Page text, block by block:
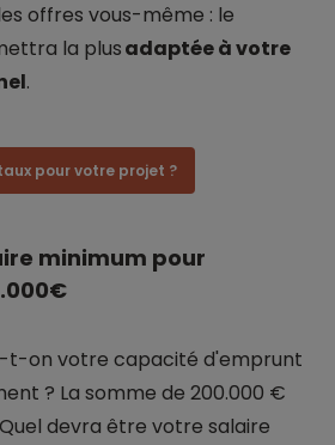
offres vous-même : le
la plusadaptée à votre
.
pour votre projet ?
minimum pour
t-on votre capacité d'emprunt
? La somme de 200.000 €
devra être votre salaire